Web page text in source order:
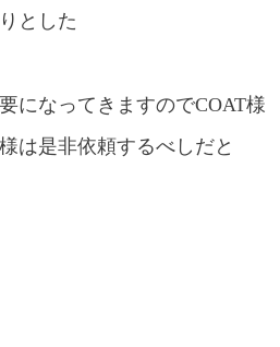
とした
になってきますのでCOAT様
は是非依頼するべしだと